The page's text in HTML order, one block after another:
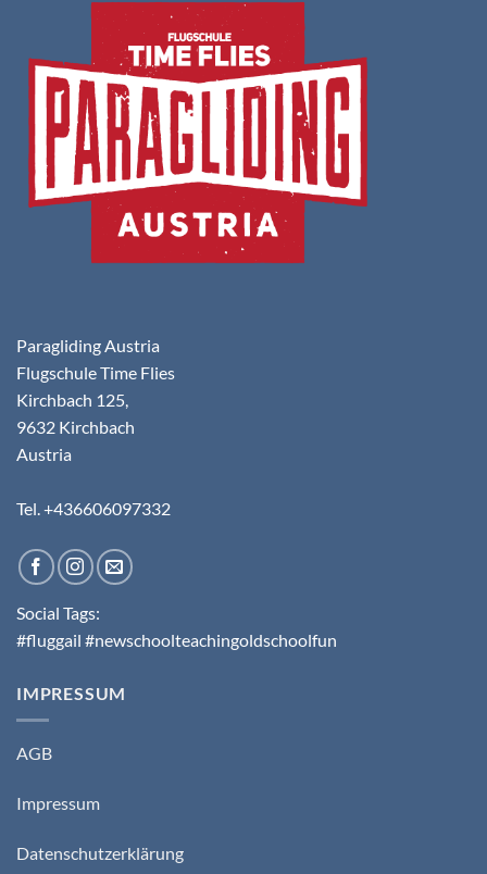
Paragliding Austria
Flugschule Time Flies
Kirchbach 125,
9632 Kirchbach
Austria
Tel. +436606097332
Social Tags:
#fluggail #newschoolteachingoldschoolfun
IMPRESSUM
AGB
Impressum
Datenschutzerklärung